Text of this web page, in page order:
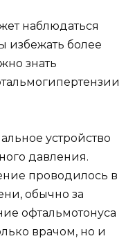
наблюдаться
избежать более
знать
устройство
давления.
проводилось в
обычно за
офтальмотонуса
врачом, но и